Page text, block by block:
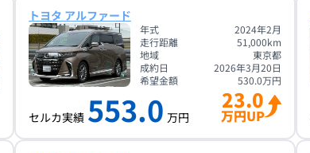
トヨタ アルファード
年式
2024年2月
走行距離
51,000km
地域
東京都
成約日
2026年3月20日
希望金額
530.0万円
セルカ実績 553.0 万円
23.0
万円UP